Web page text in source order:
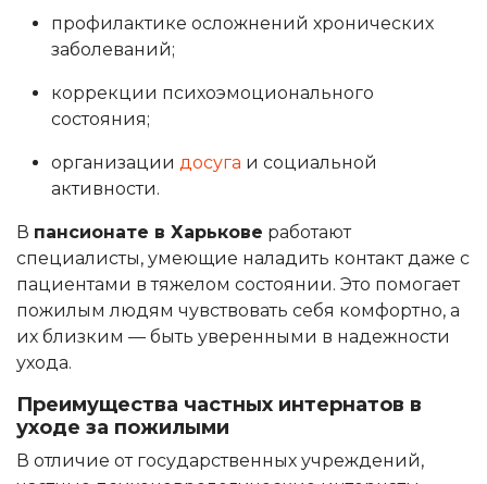
профилактике осложнений хронических
заболеваний;
коррекции психоэмоционального
состояния;
организации досуга и социальной
активности.
В пансионате в Харькове работают
специалисты, умеющие наладить контакт даже с
пациентами в тяжелом состоянии. Это помогает
пожилым людям чувствовать себя комфортно, а
их близким — быть уверенными в надежности
ухода.
Преимущества частных интернатов в
уходе за пожилыми
В отличие от государственных учреждений,